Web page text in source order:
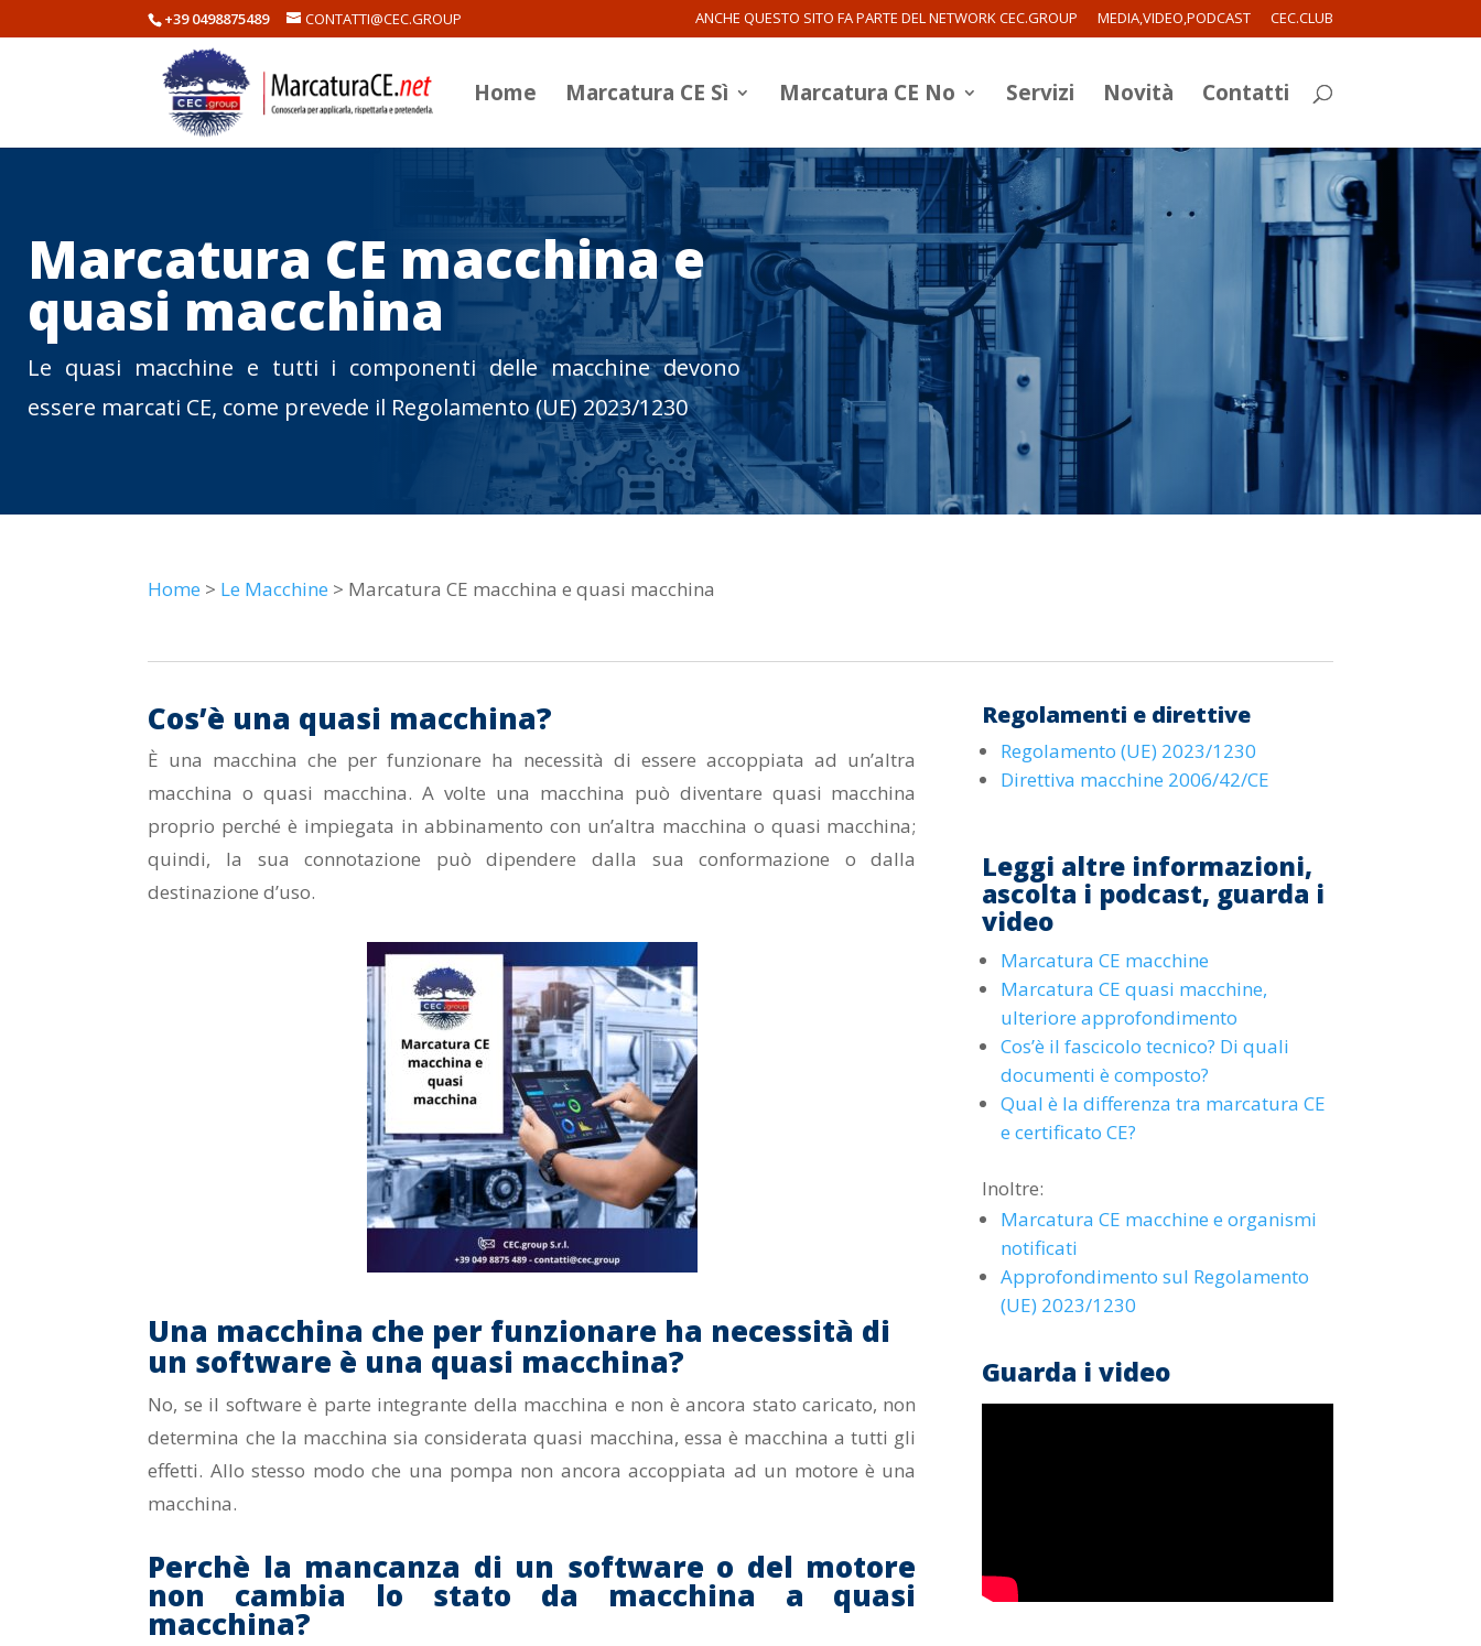
+39 0498875489 CONTATTI@CEC.GROUP ANCHE QUESTO SITO FA PARTE DEL NETWORK CEC.GROUP MEDIA,VIDEO,PODCAST CEC.CLUB
Home Marcatura CE Sì Marcatura CE No Servizi Novità Contatti
Marcatura CE macchina e
quasi macchina
Le quasi macchine e tutti i componenti delle macchine devono
essere marcati CE, come prevede il Regolamento (UE) 2023/1230
Home > Le Macchine > Marcatura CE macchina e quasi macchina
Cos’è una quasi macchina?
È una macchina che per funzionare ha necessità di essere accoppiata ad un’altra
macchina o quasi macchina. A volte una macchina può diventare quasi macchina
proprio perché è impiegata in abbinamento con un’altra macchina o quasi macchina;
quindi, la sua connotazione può dipendere dalla sua conformazione o dalla
destinazione d’uso.
Una macchina che per funzionare ha necessità di
un software è una quasi macchina?
No, se il software è parte integrante della macchina e non è ancora stato caricato, non
determina che la macchina sia considerata quasi macchina, essa è macchina a tutti gli
effetti. Allo stesso modo che una pompa non ancora accoppiata ad un motore è una
macchina.
Perchè la mancanza di un software o del motore
non cambia lo stato da macchina a quasi
macchina?
Regolamenti e direttive
Regolamento (UE) 2023/1230
Direttiva macchine 2006/42/CE
Leggi altre informazioni,
ascolta i podcast, guarda i
video
Marcatura CE macchine
Marcatura CE quasi macchine,
ulteriore approfondimento
Cos’è il fascicolo tecnico? Di quali
documenti è composto?
Qual è la differenza tra marcatura CE
e certificato CE?
Inoltre:
Marcatura CE macchine e organismi
notificati
Approfondimento sul Regolamento
(UE) 2023/1230
Guarda i video